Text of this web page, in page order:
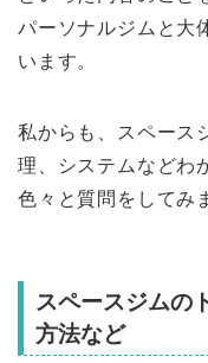
パーソナルジムと大
います。
私からも、スペース
理、システムなどわ
色々と質問をしてみ
スペースジムの
方法など